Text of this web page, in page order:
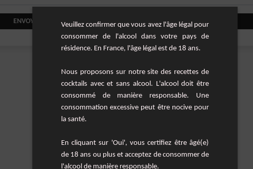
ENVOYER VOTRE COMMENTAIREVeuillez confirmer que vous avez l'âge légal pour
consommer de l'alcool dans votre pays de
résidence. En France, l'âge légal est de 18 ans.
Nous proposons sur notre site des recettes de
cocktails avec et sans alcool. L'alcool doit être
consommé de manière responsable. Une
consommation excessive peut être nocive pour
la santé.
En cliquant sur 'Oui', vous certifiez être âgé(e)
de 18 ans ou plus et acceptez de consommer de
l'alcool de manière responsable.